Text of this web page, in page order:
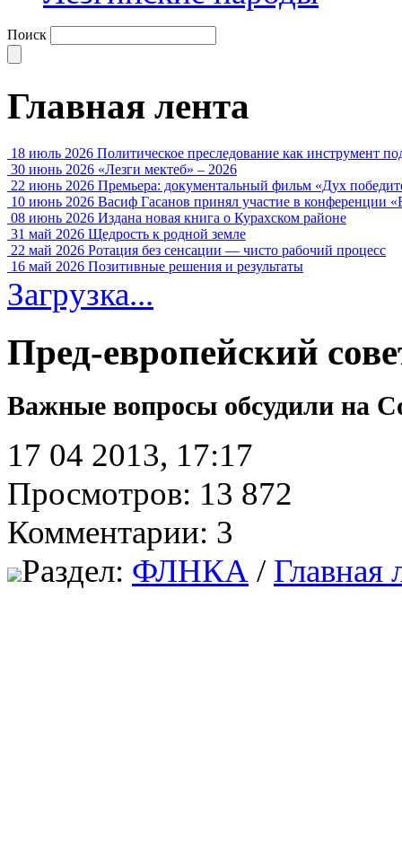
Поиск
Главная лента
18 июль 2026 Политическое преследование как инструмент
30 июнь 2026 «Лезги мектеб» – 2026
22 июнь 2026 Премьера: документальный фильм «Дух
10 июнь 2026 Васиф Гасанов принял участие в конференции
08 июнь 2026 Издана новая книга о Курахском районе
31 май 2026 Щедрость к родной земле
22 май 2026 Ротация без сенсации — чисто рабочий процесс
16 май 2026 Позитивные решения и результаты
Загрузка...
Пред-европейский
Важные вопросы обсудили на
17 04 2013, 17:17
Просмотров: 13 872
Комментарии: 3
Раздел: ФЛНКА / Главная